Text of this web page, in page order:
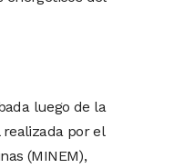
luego de la
por el
(MINEM),